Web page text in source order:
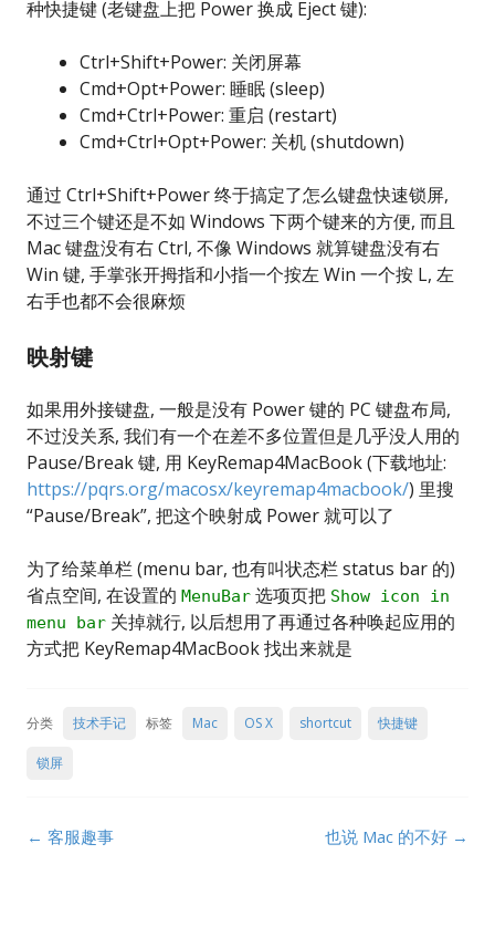
种快捷键 (老键盘上把 Power 换成 Eject 键):
Ctrl+Shift+Power: 关闭屏幕
Cmd+Opt+Power: 睡眠 (sleep)
Cmd+Ctrl+Power: 重启 (restart)
Cmd+Ctrl+Opt+Power: 关机 (shutdown)
通过 Ctrl+Shift+Power 终于搞定了怎么键盘快速锁屏,
不过三个键还是不如 Windows 下两个键来的方便, 而且
Mac 键盘没有右 Ctrl, 不像 Windows 就算键盘没有右
Win 键, 手掌张开拇指和小指一个按左 Win 一个按 L, 左
右手也都不会很麻烦
映射键
如果用外接键盘, 一般是没有 Power 键的 PC 键盘布局,
不过没关系, 我们有一个在差不多位置但是几乎没人用的
Pause/Break 键, 用 KeyRemap4MacBook (下载地址:
https://pqrs.org/macosx/keyremap4macbook/) 里搜
“Pause/Break”, 把这个映射成 Power 就可以了
为了给菜单栏 (menu bar, 也有叫状态栏 status bar 的)
省点空间, 在设置的 MenuBar 选项页把 Show icon in
menu bar 关掉就行, 以后想用了再通过各种唤起应用的
方式把 KeyRemap4MacBook 找出来就是
分类 技术手记 标签 Mac OS X shortcut 快捷键
锁屏
Post
← 客服趣事 也说 Mac 的不好 →